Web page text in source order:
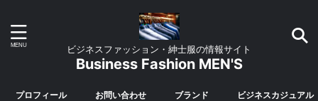
ビジネスファッション・紳士服の情報サイト
Business Fashion MEN'S
プロフィール お問い合わせ ブランド ビジネスカジュアル